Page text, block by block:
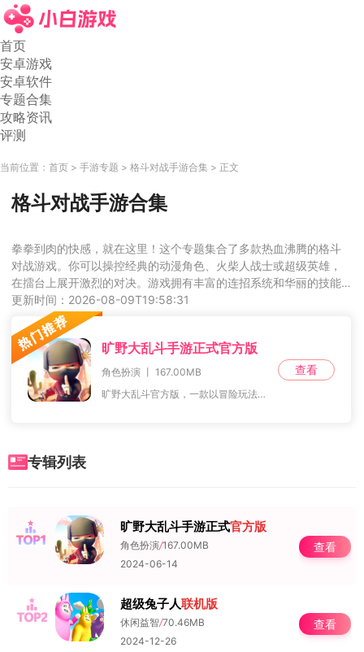
首页
安卓游戏
安卓软件
专题合集
攻略资讯
评测
当前位置： 首页 手游专题 格斗对战手游合集 正文
格斗对战手游合集
拳拳到肉的快感，就在这里！这个专题集合了多款热血沸腾的格斗
对战游戏。你可以操控经典的动漫角色、火柴人战士或超级英雄，
在擂台上展开激烈的对决。游戏拥有丰富的连招系统和华丽的技能
特效，操作手感爽快，打击感十足。无论是单人闯关还是与朋友进
行双人对战，都能体验到格斗的乐趣。考验你的反应和操作技巧的
时候到了，快来挑战各路高手，成为格斗之王吧！
更新时间：2026-08-09T19:58:31
旷野大乱斗手游正式官方版
角色扮演 丨 167.00MB
旷野大乱斗官方版，一款以冒险玩法为核心、充满动作激情的手游。在这广袤无垠的荒野乱斗世界中，玩家将踏上一段惊心动魄的冒险之旅。置身于这片充满未知与挑战的荒野，你
查看
专辑列表
NO.1 旷野大乱斗手游正式官方版
角色扮演/167.00MB
2024-06-14
查看
NO.2 超级兔子人联机版
休闲益智/70.46MB
2024-12-26
查看